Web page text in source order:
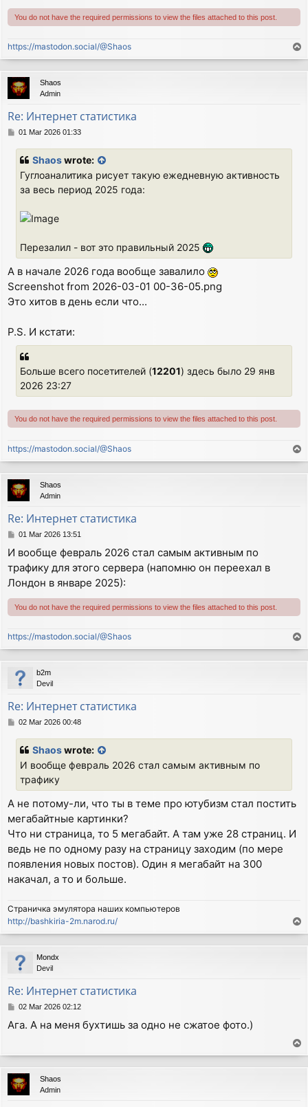
You do not have the required permissions to view the files attached to this post.
https://mastodon.social/@Shaos
o
p
Shaos
Admin
Re: Интернет статистика
P01 Mar 2026 01:33
Shaoswrote:
Гуглоаналитика рисует такую ежедневную активность
за весь период 2025 года:
Перезалил - вот это правильный 2025
А в начале 2026 года вообще завалило
Screenshot from 2026-03-01 00-36-05.png
Это хитов в день если что...
P.S. И кстати:
Больше всего посетителей (12201) здесь было 29 янв
2026 23:27
You do not have the required permissions to view the files attached to this post.
https://mastodon.social/@Shaos
o
p
Shaos
Admin
Re: Интернет статистика
P
s
t
01 Mar 2026 13:51
И вообще февраль 2026 стал самым активным по
трафику для этого сервера (напомню он переехал в
Лондон в январе 2025):
You do not have the required permissions to view the files attached to this post.
https://mastodon.social/@Shaos
o
p
b2m
Devil
Re: Интернет статистика
P02 Mar 2026 00:48
Shaoswrote:
И вообще февраль 2026 стал самым активным по
трафику
А не потому-ли, что ты в теме про ютубизм стал постить
мегабайтные картинки?
Что ни страница, то 5 мегабайт. А там уже 28 страниц. И
ведь не по одному разу на страницу заходим (по мере
появления новых постов). Один я мегабайт на 300
накачал, а то и больше.
Страничка эмулятора наших компьютеров
http://bashkiria-2m.narod.ru/
o
p
Mondx
Devil
Re: Интернет статистика
P
s
02 Mar 2026 02:12
Ага. А на меня бухтишь за одно не сжатое фото.)
o
p
Shaos
Admin